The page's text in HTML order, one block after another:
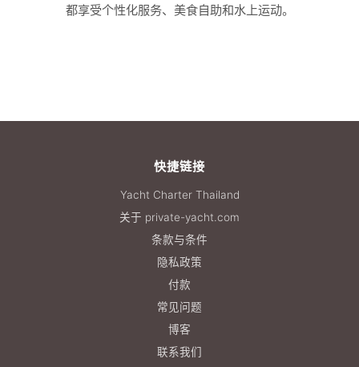
都享受个性化服务、美食自助和水上运动。
快捷链接
Yacht Charter Thailand
关于 private-yacht.com
条款与条件
隐私政策
付款
常见问题
博客
联系我们